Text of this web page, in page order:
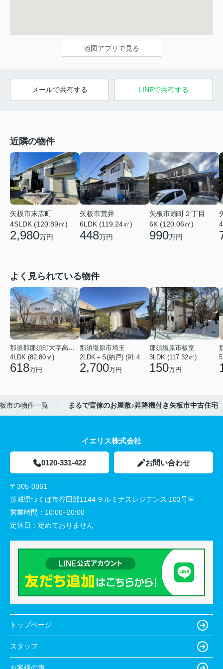
地図アプリで見る
メールで共有する LINEで共有する
近隣の物件
矢板市末広町
4SLDK (120.89㎡)
2,980万円
矢板市荒井
6LDK (119.24㎡)
448万円
矢板市扇町２丁目
6K (120.06㎡)
990万円
よく見られている物件
那須郡那須町大字高久乙
4LDK (82.80㎡)
618万円
那須塩原市埼玉
2LDK＋S(納戸) (91.44㎡)
2,700万円
那須塩原市板室
3LDK (117.32㎡)
150万円
市の物件一覧 まるで官僚のお屋敷♪昇降機付き矢板市中古住宅
イエリス株式会社
0120-331-422 お問い合わせ
〒305-0861
茨城県つくば市谷田部1144-9 ルミナスレジデンス 103号室
営業時間： 10:00~20:00
定休日： 定めておりません
トップページ
スタッフ